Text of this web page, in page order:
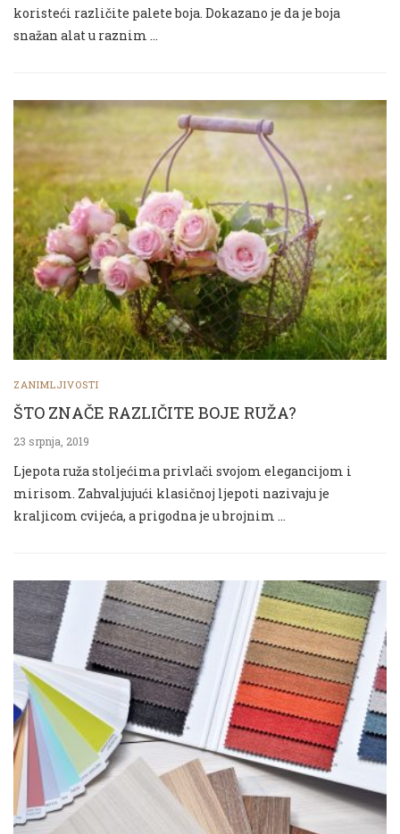
koristeći različite palete boja. Dokazano je da je boja
snažan alat u raznim …
ZANIMLJIVOSTI
ŠTO ZNAČE RAZLIČITE BOJE RUŽA?
23 srpnja, 2019
Ljepota ruža stoljećima privlači svojom elegancijom i
mirisom. Zahvaljujući klasičnoj ljepoti nazivaju je
kraljicom cvijeća, a prigodna je u brojnim …